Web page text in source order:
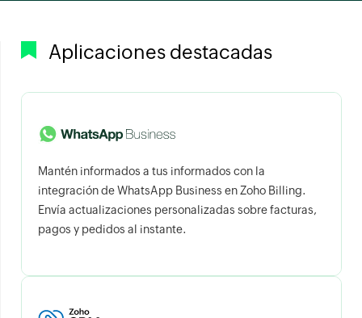
Aplicaciones destacadas
Mantén informados a tus informados con la
integración de WhatsApp Business en Zoho Billing.
Envía actualizaciones personalizadas sobre facturas,
pagos y pedidos al instante.